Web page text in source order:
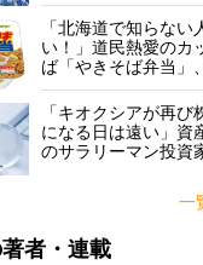
「北海道で知らない
い！」道民熱愛のカ
ば「やきそば弁当」
「キオクシアが再び
になる日は遠い」資
のサラリーマン投資
一
者・連載